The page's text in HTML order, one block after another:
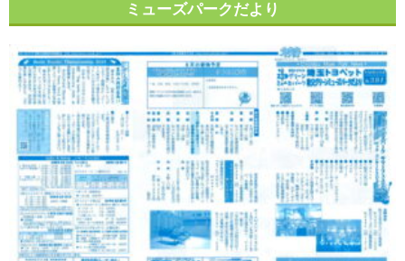
ミューズパークだより